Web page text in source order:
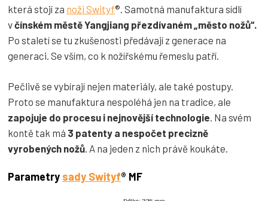
která stojí za noži Swityf®. Samotná manufaktura sídlí
včínském městě Yangjiang přezdívaném „město nožů“.
Po staletí se tu zkušenosti předávají z generace na
generaci. Se vším, co k nožířskému řemeslu patří.
Pečlivě se vybírají nejen materiály, ale také postupy.
Proto se manufaktura nespoléhá jen na tradice, ale
zapojuje do procesu i nejnovější technologie . Na svém
kontě tak má 3 patenty a nespočet precizně
vyrobených nožů . A na jeden z nich právě koukáte.
Parametry sady Swityf® MF